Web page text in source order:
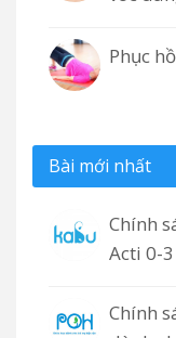
Phục
Bài mới nhất
Chính
Acti 0-
Chính